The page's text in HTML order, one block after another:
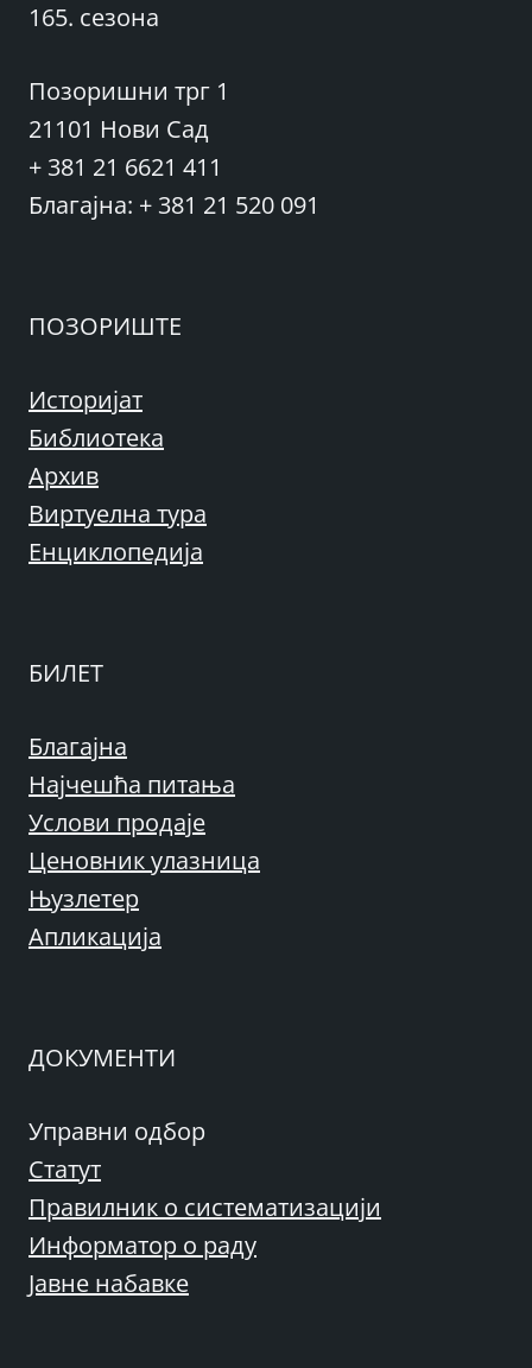
165. сезона
Позоришни трг 1
21101 Нови Сад
+ 381 21 6621 411
Благајна: + 381 21 520 091
ПОЗОРИШТЕ
Историјат
Библиотека
Архив
Виртуелна тура
Енциклопедија
БИЛЕТ
Благајна
Најчешћа питања
Услови продаје
Ценовник улазница
Њузлетер
Апликација
ДОКУМЕНТИ
Управни одбор
Статут
Правилник о систематизацији
Информатор о раду
Јавне набавке